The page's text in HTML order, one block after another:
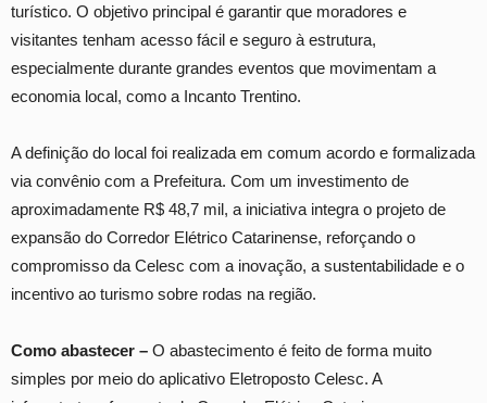
turístico. O objetivo principal é garantir que moradores e
visitantes tenham acesso fácil e seguro à estrutura,
especialmente durante grandes eventos que movimentam a
economia local, como a Incanto Trentino.
A definição do local foi realizada em comum acordo e formalizada
via convênio com a Prefeitura. Com um investimento de
aproximadamente R$ 48,7 mil, a iniciativa integra o projeto de
expansão do Corredor Elétrico Catarinense, reforçando o
compromisso da Celesc com a inovação, a sustentabilidade e o
incentivo ao turismo sobre rodas na região.
Como abastecer – O abastecimento é feito de forma muito
simples por meio do aplicativo Eletroposto Celesc. A